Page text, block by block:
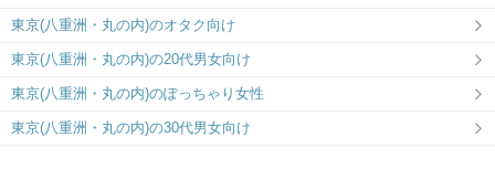
東京(八重洲・丸の内)のオタク向け
東京(八重洲・丸の内)の20代男女向け
東京(八重洲・丸の内)のぽっちゃり女性
東京(八重洲・丸の内)の30代男女向け